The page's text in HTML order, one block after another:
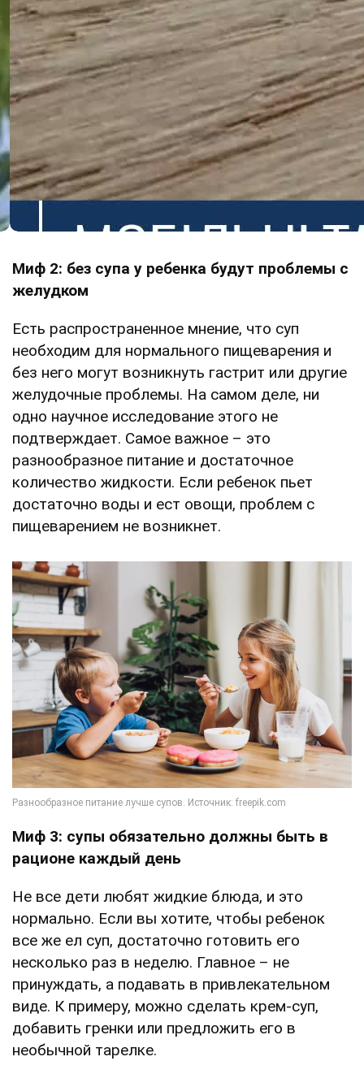
Миф 2: без супа у ребенка будут проблемы с
желудком
Есть распространенное мнение, что суп
необходим для нормального пищеварения и
без него могут возникнуть гастрит или другие
желудочные проблемы. На самом деле, ни
одно научное исследование этого не
подтверждает. Самое важное – это
разнообразное питание и достаточное
количество жидкости. Если ребенок пьет
достаточно воды и ест овощи, проблем с
пищеварением не возникнет.
Миф 3: супы обязательно должны быть в
рационе каждый день
Не все дети любят жидкие блюда, и это
нормально. Если вы хотите, чтобы ребенок
все же ел суп, достаточно готовить его
несколько раз в неделю. Главное – не
принуждать, а подавать в привлекательном
виде. К примеру, можно сделать крем-суп,
добавить гренки или предложить его в
необычной тарелке.